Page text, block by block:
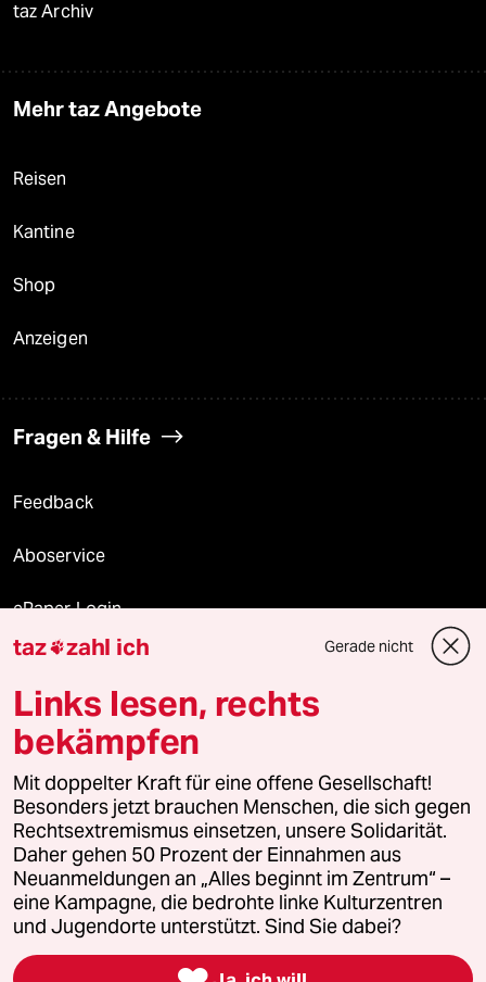
taz Archiv
Mehr taz Angebote
Reisen
Kantine
Shop
Anzeigen
Fragen & Hilfe
Feedback
Aboservice
ePaper Login
Downloads für Abonnierende
© 2026 taz Verlags und Vertriebs GmbH
Alle Rechte vorbehalten. Bei rechtlichen Fragen oder für Genehmigungen
wenden Sie sich bitte an
lizenzen@taz.de
Feedback Redaktionsstatut Kommune-Richtlinien
Leitlinie Informant Datenschutz Impressum AGB
Seitenwende Einwilligungen widerrufen (Ads)
taz zahl ich Gerade nicht
Links lesen, rechts
bekämpfen
Mit doppelter Kraft für eine offene Gesellschaft!
Besonders jetzt brauchen Menschen, die sich gegen
Rechtsextremismus einsetzen, unsere Solidarität.
Daher gehen 50 Prozent der Einnahmen aus
Neuanmeldungen an „Alles beginnt im Zentrum“ –
eine Kampagne, die bedrohte linke Kulturzentren
und Jugendorte unterstützt. Sind Sie dabei?